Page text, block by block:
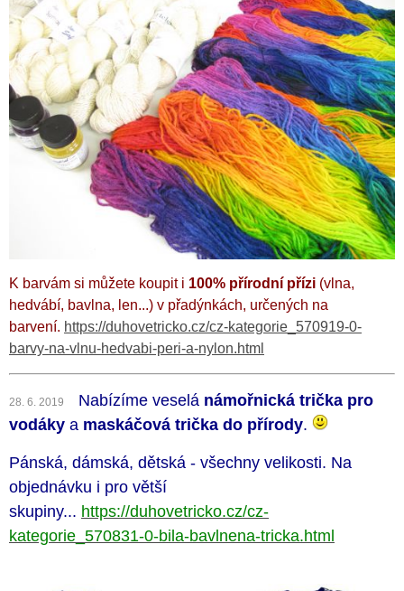
K barvám si můžete koupit i 100% přírodní přízi (vlna,
hedvábí, bavlna, len...) v přadýnkách, určených na
barvení. https://duhovetricko.cz/cz-kategorie_570919-0-
barvy-na-vlnu-hedvabi-peri-a-nylon.html
28. 6. 2019 Nabízíme veselá námořnická trička pro
vodáky a maskáčová trička do přírody.
Pánská, dámská, dětská - všechny velikosti. Na
objednávku i pro větší
skupiny... https://duhovetricko.cz/cz-
kategorie_570831-0-bila-bavlnena-tricka.html